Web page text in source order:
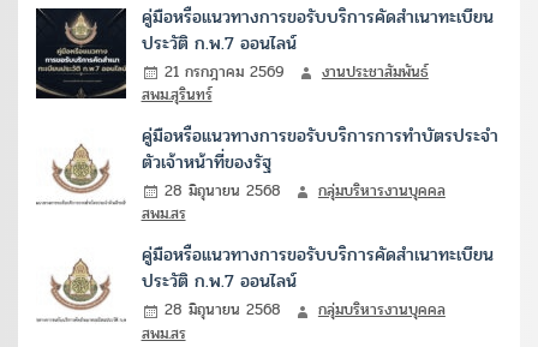
คู่มือหรือแนวทางการขอรับบริการคัดสำเนาทะเบียน
ประวัติ ก.พ.7 ออนไลน์
21 กรกฎาคม 2569
งานประชาสัมพันธ์
สพม.สุรินทร์
คู่มือหรือแนวทางการขอรับบริการการทำบัตรประจำ
ตัวเจ้าหน้าที่ของรัฐ
28 มิถุนายน 2568
กลุ่มบริหารงานบุคคล
สพม.สร
คู่มือหรือแนวทางการขอรับบริการคัดสำเนาทะเบียน
ประวัติ ก.พ.7 ออนไลน์
28 มิถุนายน 2568
กลุ่มบริหารงานบุคคล
สพม.สร